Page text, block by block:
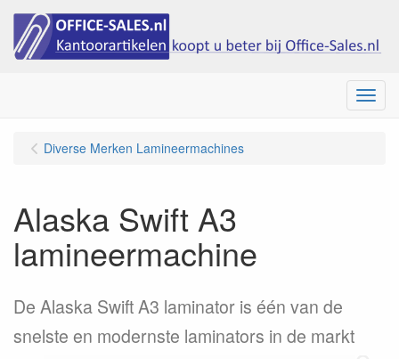
Menu
Diverse Merken Lamineermachines
Alaska Swift A3
lamineermachine
De Alaska Swift A3 laminator is één van de
snelste en modernste laminators in de markt